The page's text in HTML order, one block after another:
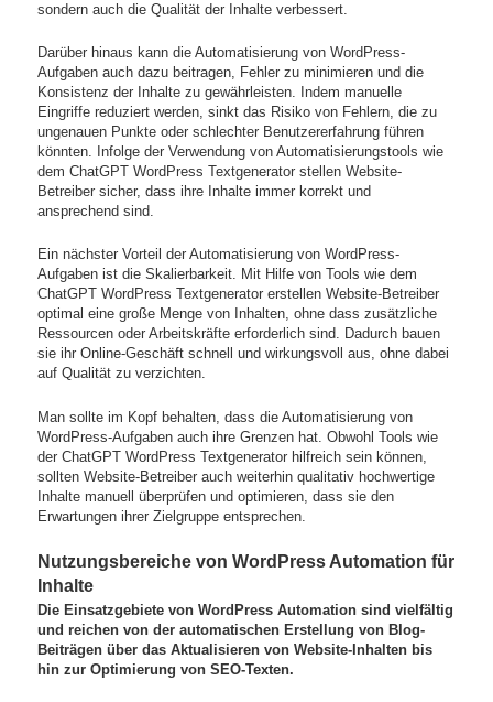
sondern auch die Qualität der Inhalte verbessert.
Darüber hinaus kann die Automatisierung von WordPress-
Aufgaben auch dazu beitragen, Fehler zu minimieren und die
Konsistenz der Inhalte zu gewährleisten. Indem manuelle
Eingriffe reduziert werden, sinkt das Risiko von Fehlern, die zu
ungenauen Punkte oder schlechter Benutzererfahrung führen
könnten. Infolge der Verwendung von Automatisierungstools wie
dem ChatGPT WordPress Textgenerator stellen Website-
Betreiber sicher, dass ihre Inhalte immer korrekt und
ansprechend sind.
Ein nächster Vorteil der Automatisierung von WordPress-
Aufgaben ist die Skalierbarkeit. Mit Hilfe von Tools wie dem
ChatGPT WordPress Textgenerator erstellen Website-Betreiber
optimal eine große Menge von Inhalten, ohne dass zusätzliche
Ressourcen oder Arbeitskräfte erforderlich sind. Dadurch bauen
sie ihr Online-Geschäft schnell und wirkungsvoll aus, ohne dabei
auf Qualität zu verzichten.
Man sollte im Kopf behalten, dass die Automatisierung von
WordPress-Aufgaben auch ihre Grenzen hat. Obwohl Tools wie
der ChatGPT WordPress Textgenerator hilfreich sein können,
sollten Website-Betreiber auch weiterhin qualitativ hochwertige
Inhalte manuell überprüfen und optimieren, dass sie den
Erwartungen ihrer Zielgruppe entsprechen.
Nutzungsbereiche von WordPress Automation für
Inhalte
Die Einsatzgebiete von WordPress Automation sind vielfältig
und reichen von der automatischen Erstellung von Blog-
Beiträgen über das Aktualisieren von Website-Inhalten bis
hin zur Optimierung von SEO-Texten.